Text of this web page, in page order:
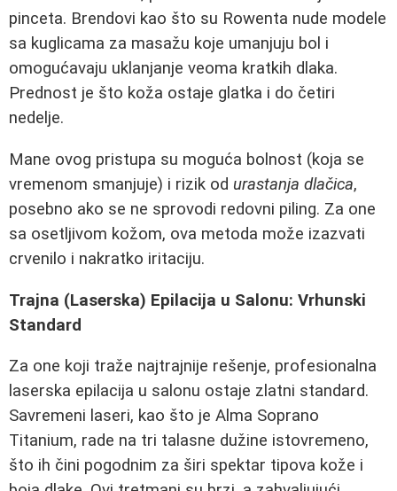
pinceta. Brendovi kao što su Rowenta nude modele
sa kuglicama za masažu koje umanjuju bol i
omogućavaju uklanjanje veoma kratkih dlaka.
Prednost je što koža ostaje glatka i do četiri
nedelje.
Mane ovog pristupa su moguća bolnost (koja se
vremenom smanjuje) i rizik od urastanja dlačica,
posebno ako se ne sprovodi redovni piling. Za one
sa osetljivom kožom, ova metoda može izazvati
crvenilo i nakratko iritaciju.
Trajna (Laserska) Epilacija u Salonu: Vrhunski
Standard
Za one koji traže najtrajnije rešenje, profesionalna
laserska epilacija u salonu ostaje zlatni standard.
Savremeni laseri, kao što je Alma Soprano
Titanium, rade na tri talasne dužine istovremeno,
što ih čini pogodnim za širi spektar tipova kože i